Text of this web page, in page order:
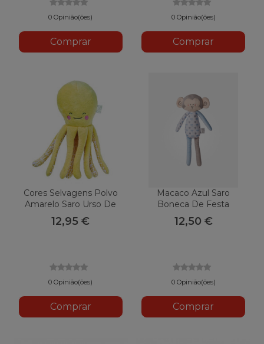
0 Opinião(ões)
Comprar
0 Opinião(ões)
Comprar
Cores Selvagens Polvo
Amarelo Saro Urso De
Pelúcia
12,95 €
0 Opinião(ões)
Comprar
Macaco Azul Saro
Boneca De Festa
12,50 €
0 Opinião(ões)
Comprar